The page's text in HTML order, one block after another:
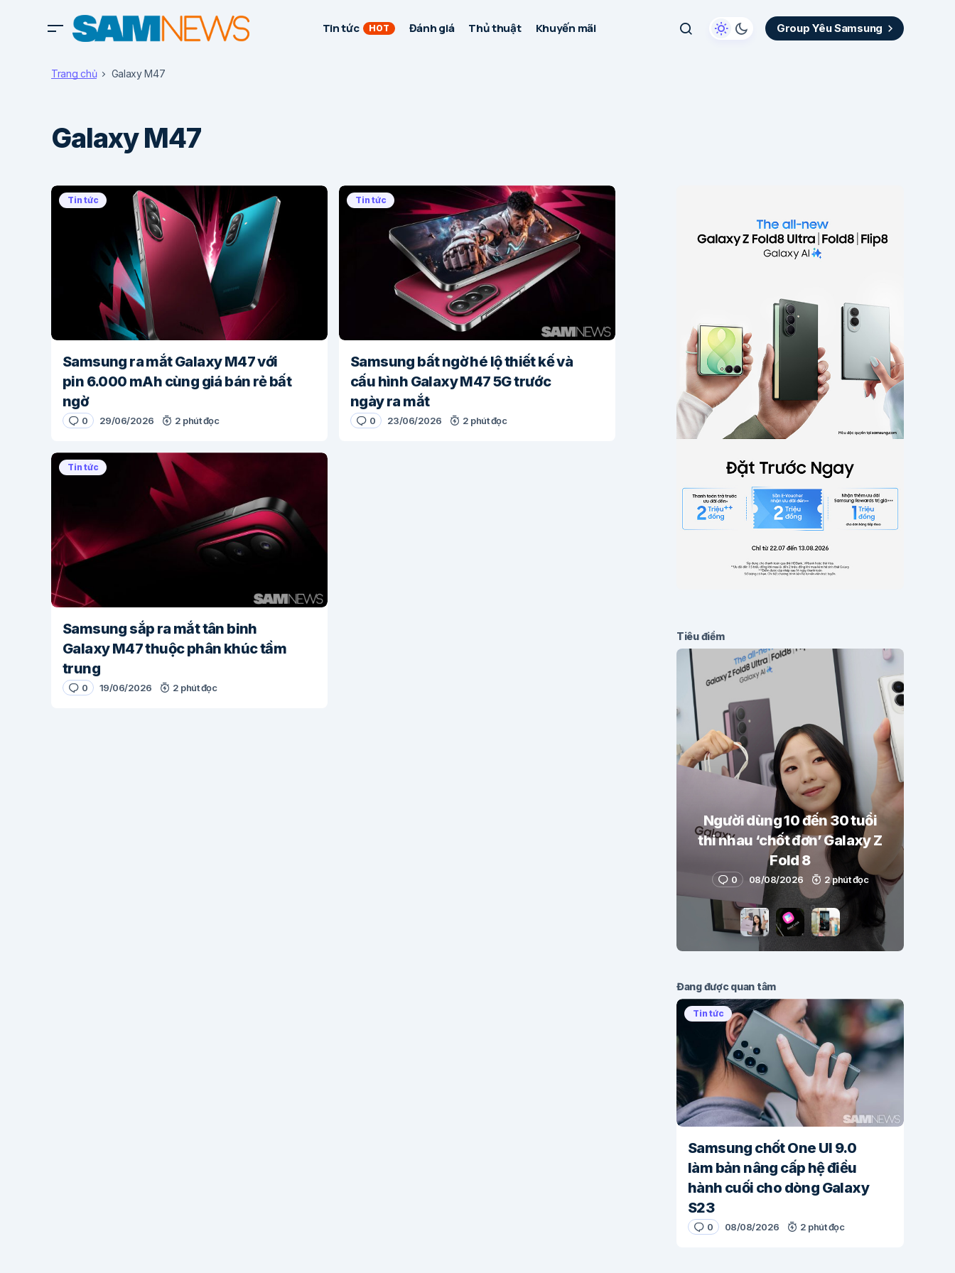
Tin tức HOT Đánh giá Thủ thuật Khuyến mãi Group Yêu Samsung
Trang chủ Galaxy M47
Galaxy M47
Tin tức
Samsung ra mắt Galaxy M47 với
pin 6.000 mAh cùng giá bán rẻ bất
ngờ
0 29/06/2026 2 phút đọc
Tin tức
Samsung bất ngờ hé lộ thiết kế và
cấu hình Galaxy M47 5G trước
ngày ra mắt
0 23/06/2026 2 phút đọc
Tin tức
Samsung sắp ra mắt tân binh
Galaxy M47 thuộc phân khúc tầm
trung
0 19/06/2026 2 phút đọc
Tiêu điểm
Người dùng 10 đến 30 tuổi
thi nhau ‘chốt đơn’ Galaxy Z
Fold 8
0 08/08/2026 2 phút đọc
Đang được quan tâm
Tin tức
Samsung chốt One UI 9.0
làm bản nâng cấp hệ điều
hành cuối cho dòng Galaxy
S23
0 08/08/2026 2 phút đọc